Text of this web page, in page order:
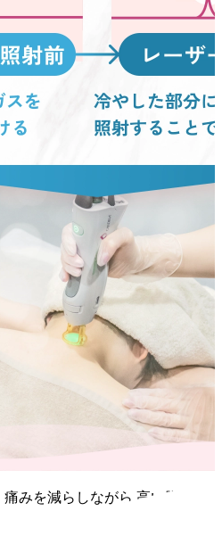
痛みを減らしながら 高い脱毛効